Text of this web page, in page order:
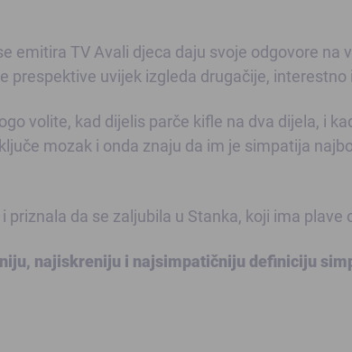
emitira TV Avali djeca daju svoje odgovore
prespektive uvijek izgleda drugačije, interestno
volite, kad dijelis parče kifle na dva dijela, i
mozak i onda znaju da im je simpatija
priznala da se zaljubila u Stanka, koji ima plave
najiskreniju i najsimpatičniju definiciju